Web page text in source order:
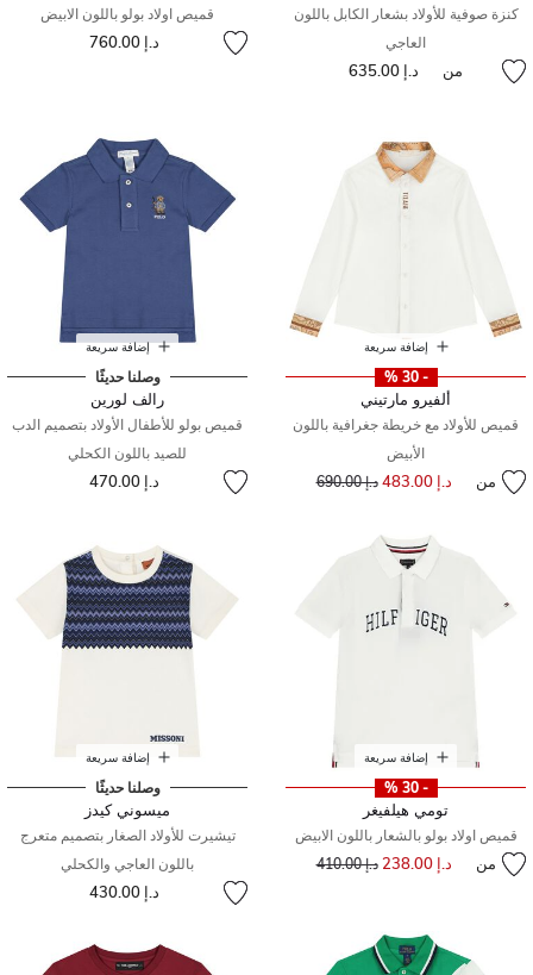
كنزة صوفية للأولاد بشعار الكابل باللون
العاجي
من د.إ 635.00
قميص اولاد بولو باللون الابيض
د.إ 760.00
إضافة سريعة
- 30 %
ألفيرو مارتيني
قميص للأولاد مع خريطة جغرافية باللون
الأبيض
من د.إ 483.00 سعر مخفض مند.إ 690.00
إضافة سريعة
وصلنا حديثًا
رالف لورين
قميص بولو للأطفال الأولاد بتصميم الدب
للصيد باللون الكحلي
د.إ 470.00
إضافة سريعة
- 30 %
تومي هيلفيغر
قميص اولاد بولو بالشعار باللون الابيض
من د.إ 238.00 سعر مخفض مند.إ 410.00
إضافة سريعة
وصلنا حديثًا
ميسوني كيدز
تيشيرت للأولاد الصغار بتصميم متعرج
باللون العاجي والكحلي
د.إ 430.00